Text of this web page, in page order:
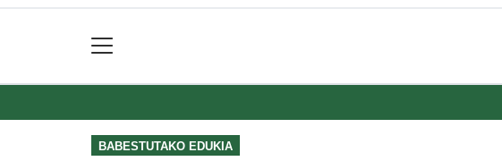
BABESTUTAKO EDUKIA